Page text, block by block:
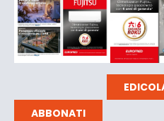
ABBONATI